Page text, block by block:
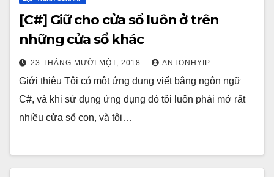
[C#] Giữ cho cửa sổ luôn ở trên
những cửa sổ khác
23 THÁNG MƯỜI MỘT, 2018 ANTONHYIP
Giới thiệu Tôi có một ứng dụng viết bằng ngôn ngữ
C#, và khi sử dụng ứng dụng đó tôi luôn phải mở rất
nhiều cửa sổ con, và tôi…